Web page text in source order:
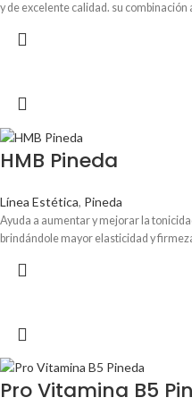
y de excelente calidad. su
HMB Pineda
Línea Estética, Pineda
Ayuda a aumentar y mejorar la
brindándole mayor elasticidad y
Pro Vitamina B5